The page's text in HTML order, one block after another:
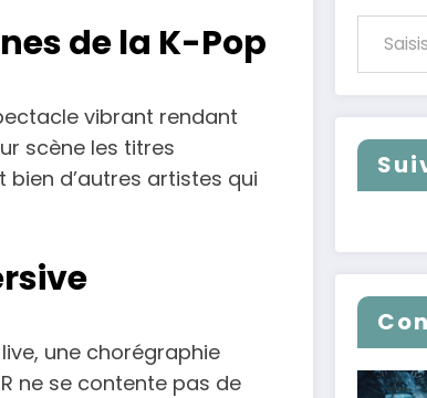
de la K-Pop
vibrant rendant
scène les titres
bien d’autres artistes qui
une chorégraphie
ne se contente pas de
Saisissez votre adresse e-mail…